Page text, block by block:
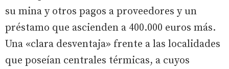
su mina y otros pagos a proveedores y un
préstamo que ascienden a 400.000 euros más.
Una «clara desventaja» frente a las localidades
que poseían centrales térmicas, a cuyos